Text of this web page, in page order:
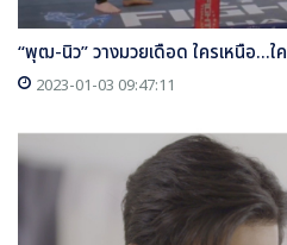
“พุฒ-นิว” วางมวยเดือด ใครเหนือ...
2023-01-03 09:47:11